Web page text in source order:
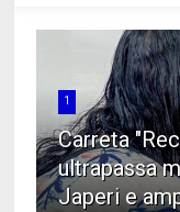
1
Carreta
ultrapassa
Japeri e